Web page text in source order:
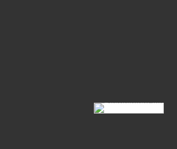
Fotos Hannoveraner